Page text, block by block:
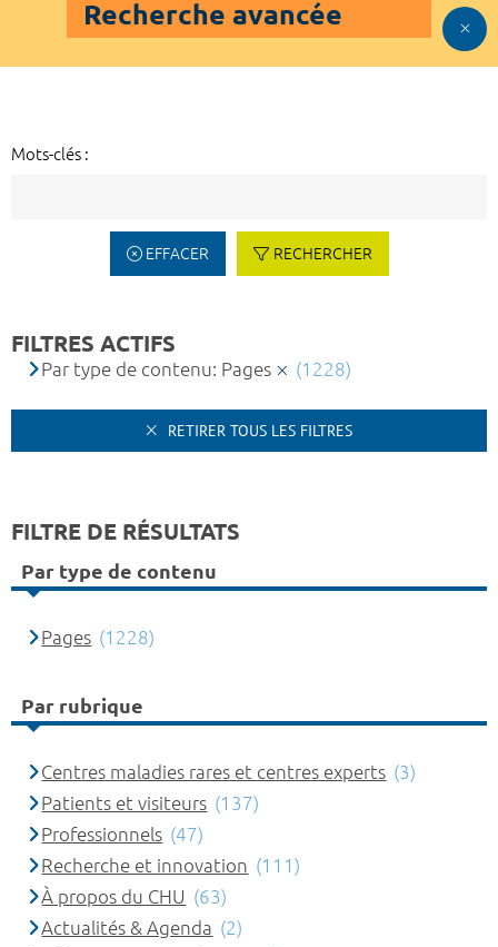
Recherche avancée
Mots-clés :
EFFACER RECHERCHER
FILTRES ACTIFS
Par type de contenu: Pages (1228)
RETIRER TOUS LES FILTRES
FILTRE DE RÉSULTATS
Par type de contenu
Pages (1228)
Par rubrique
Centres maladies rares et centres experts (3)
Patients et visiteurs (137)
Professionnels (47)
Recherche et innovation (111)
À propos du CHU (63)
Actualités & Agenda (2)